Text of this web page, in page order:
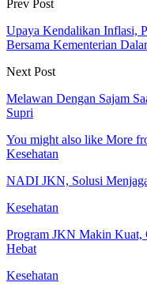
Prev Post
Upaya Kendalikan Inflasi,
Bersama Kementerian
Next Post
Melawan Dengan Sajam
Supri
You might also like More
Kesehatan
NADI JKN, Solusi
Kesehatan
Program JKN Makin Kuat,
Hebat
Kesehatan